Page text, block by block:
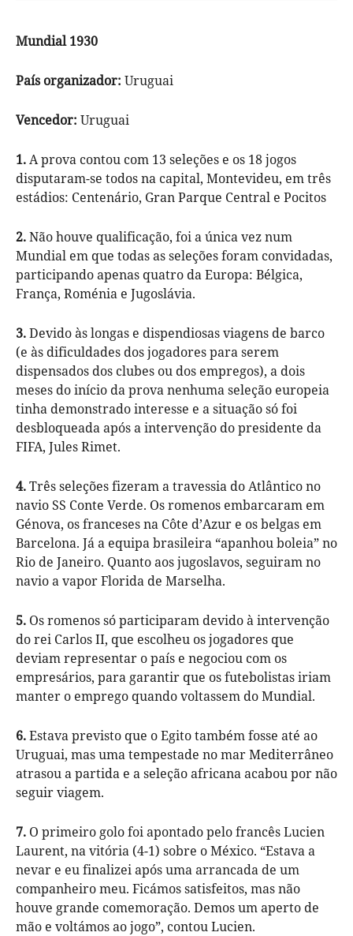
Mundial 1930
País organizador: Uruguai
Vencedor: Uruguai
1.A prova contou com 13 seleções e os 18 jogos
disputaram-se todos na capital, Montevideu, em três
estádios: Centenário, Gran Parque Central e Pocitos
2.Não houve qualificação, foi a única vez num
Mundial em que todas as seleções foram convidadas,
participando apenas quatro da Europa: Bélgica,
França, Roménia e Jugoslávia.
3.Devido às longas e dispendiosas viagens de barco
(e às dificuldades dos jogadores para serem
dispensados dos clubes ou dos empregos), a dois
meses do início da prova nenhuma seleção europeia
tinha demonstrado interesse e a situação só foi
desbloqueada após a intervenção do presidente da
FIFA, Jules Rimet.
4.Três seleções fizeram a travessia do Atlântico no
navio SS Conte Verde. Os romenos embarcaram em
Génova, os franceses na Côte d’Azur e os belgas em
Barcelona. Já a equipa brasileira “apanhou boleia” no
Rio de Janeiro. Quanto aos jugoslavos, seguiram no
navio a vapor Florida de Marselha.
5. Os romenos só participaram devido à intervenção
do rei Carlos II, que escolheu os jogadores que
deviam representar o país e negociou com os
empresários, para garantir que os futebolistas iriam
manter o emprego quando voltassem do Mundial.
6.Estava previsto que o Egito também fosse até ao
Uruguai, mas uma tempestade no mar Mediterrâneo
atrasou a partida e a seleção africana acabou por não
seguir viagem.
7. O primeiro golo foi apontado pelo francês Lucien
Laurent, na vitória (4-1) sobre o México. “Estava a
nevar e eu finalizei após uma arrancada de um
companheiro meu. Ficámos satisfeitos, mas não
houve grande comemoração. Demos um aperto de
mão e voltámos ao jogo”, contou Lucien.